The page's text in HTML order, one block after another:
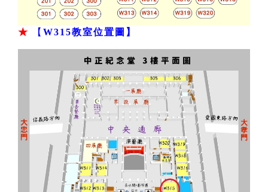
★ 【 W315教室位置圖】